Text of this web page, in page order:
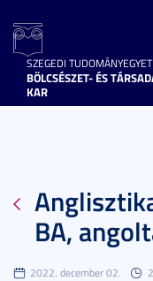
SZEGEDI
BÖLCSÉSZET- ÉS
KAR
BA,
2022. december 02.